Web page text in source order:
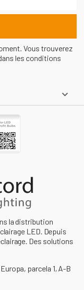
Vous trouverez
les conditions

la distribution
LED. Depuis
Des solutions
parcela 1, A-B